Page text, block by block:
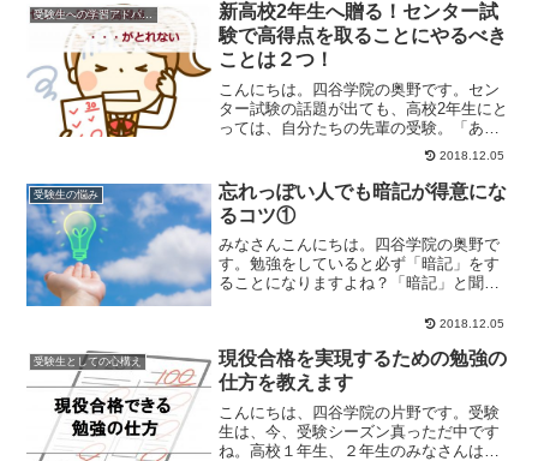
受験生への学習アドバイス
新高校2年生へ贈る！センター試
験で高得点を取ることにやるべき
ことは２つ！
こんにちは。四谷学院の奥野です。セン
ター試験の話題が出ても、高校2年生にと
っては、自分たちの先輩の受験。「あま
り関わりのない話」と感じるかもしれま
2018.12.05
受験生の悩み
忘れっぽい人でも暗記が得意にな
るコツ①
みなさんこんにちは。四谷学院の奥野で
す。勉強をしていると必ず「暗記」をす
ることになりますよね？「暗記」と聞い
2018.12.05
受験生としての心構え
現役合格を実現するための勉強の
仕方を教えます
こんにちは、四谷学院の片野です。受験
生は、今、受験シーズン真っただ中です
ね。高校１年生、２年生のみなさんは、